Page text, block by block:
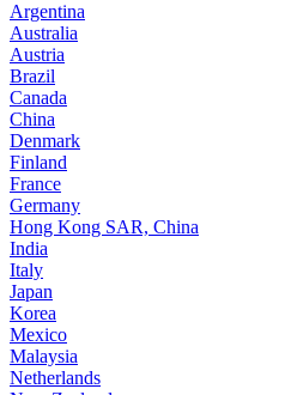
Argentina
Australia
Austria
Brazil
Canada
China
Denmark
Finland
France
Germany
Hong Kong SAR, China
India
Italy
Japan
Korea
Mexico
Malaysia
Netherlands